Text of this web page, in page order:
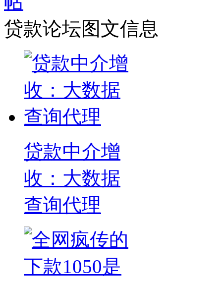
贷款论坛图文信息
贷款中介增
收：大数据
查询代理